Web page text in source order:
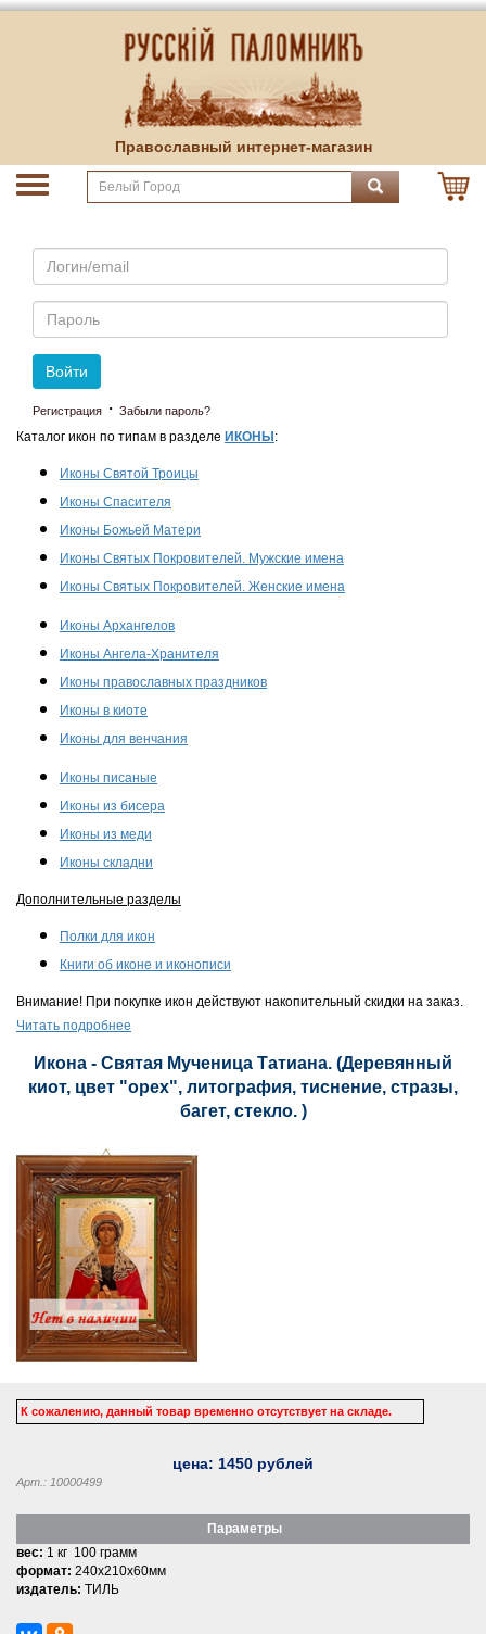
Православный интернет-магазин
Email
Пароль
Войти
Регистрация · Забыли пароль?
Каталог икон по типам в разделе ИКОНЫ :
Иконы Святой Троицы
Иконы Спасителя
Иконы Божьей Матери
Иконы Святых Покровителей. Мужские имена
Иконы Святых Покровителей. Женские имена
Иконы Архангелов
Иконы Ангела-Хранителя
Иконы православных праздников
Иконы в киоте
Иконы для венчания
Иконы писаные
Иконы из бисера
Иконы из меди
Иконы складни
Дополнительные разделы
Полки для икон
Книги об иконе и иконописи
Внимание! При покупке икон действуют накопительный скидки на заказ.
Читать подробнее
Икона - Святая Мученица Татиана. (Деревянный
киот, цвет "орех", литография, тиснение, стразы,
багет, стекло. )
К сожалению, данный товар временно отсутствует на складе.
цена: 1450 рублей
Арт.: 10000499
Параметры
вес: 1 кг 100 грамм
формат: 240x210x60мм
издатель: ТИЛЬ